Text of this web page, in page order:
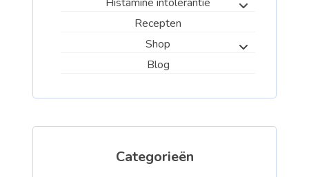
Recepten
Shop
Blog
Categorieën